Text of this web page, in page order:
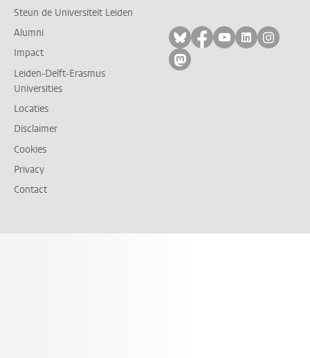
Steun de Universiteit Leiden
Alumni
Impact
Leiden-Delft-Erasmus
Universities
Locaties
Disclaimer
Cookies
Privacy
Contact
Volg ons op bluesky
Volg ons op
Volg ons op
Volg ons
Volg
Volg ons op mastodon